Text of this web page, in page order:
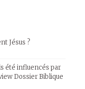
Jésus ?
été influencés par
Dossier Biblique